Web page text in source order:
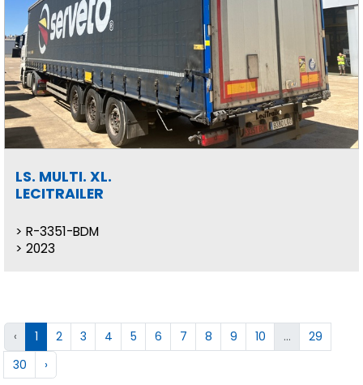
LS. MULTI. XL.
LECITRAILER
R-3351-BDM
2023
‹ 1 2 3 4 5 6 7 8 9 10 ...
29
30
›